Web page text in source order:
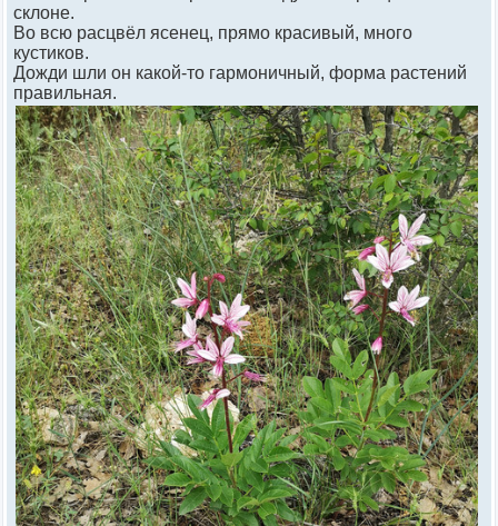
склоне.
Во всю расцвёл ясенец, прямо красивый, много
кустиков.
Дожди шли он какой-то гармоничный, форма растений
правильная.